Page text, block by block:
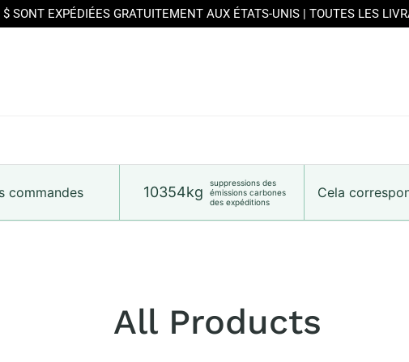
SONT EXPÉDIÉES GRATUITEMENT AUX ÉTATS-UNIS | TOUTES LES
commandes 10354kg
suppressions des
émissions carbones
des expéditions
Cela
All Products